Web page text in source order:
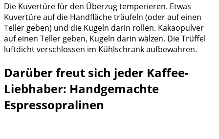
Die Kuvertüre für den Überzug temperieren. Etwas
Kuvertüre auf die Handfläche träufeln (oder auf einen
Teller geben) und die Kugeln darin rollen. Kakaopulver
auf einen Teller geben, Kugeln darin wälzen. Die Trüffel
luftdicht verschlossen im Kühlschrank aufbewahren.
Darüber freut sich jeder Kaffee-
Liebhaber: Handgemachte
Espressopralinen